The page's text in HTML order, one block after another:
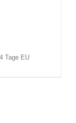
Tage EU